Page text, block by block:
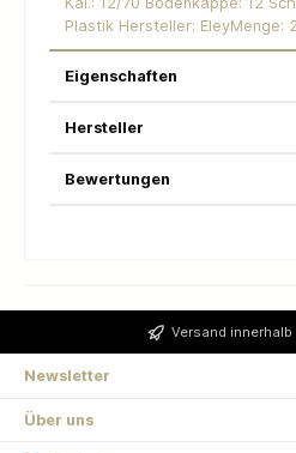
Plastik Hersteller: EleyMenge:
Eigenschaften
Hersteller
Bewertungen
Versand
Newsletter
Über uns